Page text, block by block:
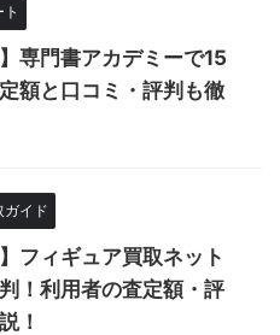
】専門書アカデミーで15
額と口コミ・評判も徹
ガイド
フィギュア買取ネット
！利用者の査定額・評
！